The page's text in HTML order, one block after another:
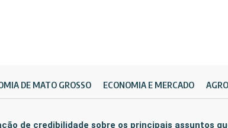
DE MATO GROSSO ECONOMIA E MERCADO
de credibilidade sobre os principais assuntos